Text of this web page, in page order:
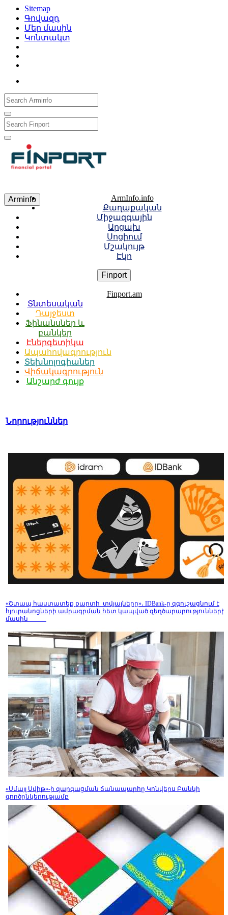
Sitemap
Գովազդ
Մեր մասին
Կոնտակտ
Arminfo
ArmInfo.info
Քաղաքական
Միջազգային
Արցախ
Սոցիում
Մշակույթ
Էկո
Finport
Finport.am
Տնտեսական
Դայջեստ
Ֆինանսներ և
բանկեր
Էներգետիկա
Ապահովագրություն
Տեխնոլոգիաներ
Վիճակագրություն
Անշարժ գույք
Նորություններ
«Շտապ հաստատեք քարտի տվյալները»․ IDBank-ը զգուշացնում է
հյուրանոցների ամրագրման հետ կապված զեղծարարությունների
մասին
«Սմայլ Սվիթ»-ի զարգացման ճանապարհը Կոնվերս Բանկի
գործընկերությամբ